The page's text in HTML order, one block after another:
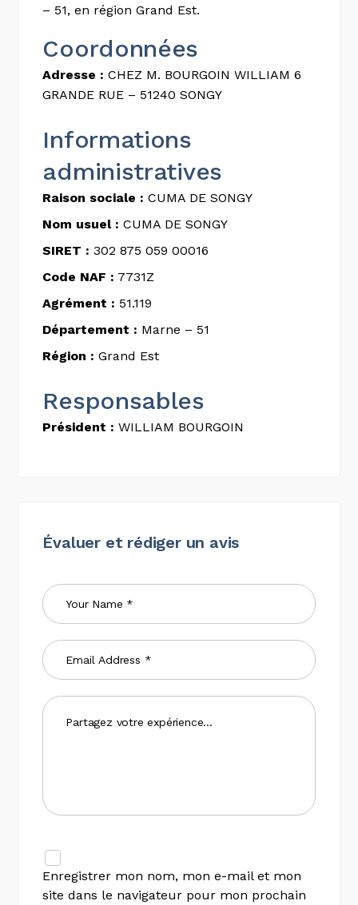
– 51, en région Grand Est.
Coordonnées
Adresse : CHEZ M. BOURGOIN WILLIAM 6
GRANDE RUE – 51240 SONGY
Informations
administratives
Raison sociale : CUMA DE SONGY
Nom usuel : CUMA DE SONGY
SIRET : 302 875 059 00016
Code NAF : 7731Z
Agrément : 51.119
Département : Marne – 51
Région : Grand Est
Responsables
Président : WILLIAM BOURGOIN
Évaluer et rédiger un avis
Enregistrer mon nom, mon e-mail et mon
site dans le navigateur pour mon prochain